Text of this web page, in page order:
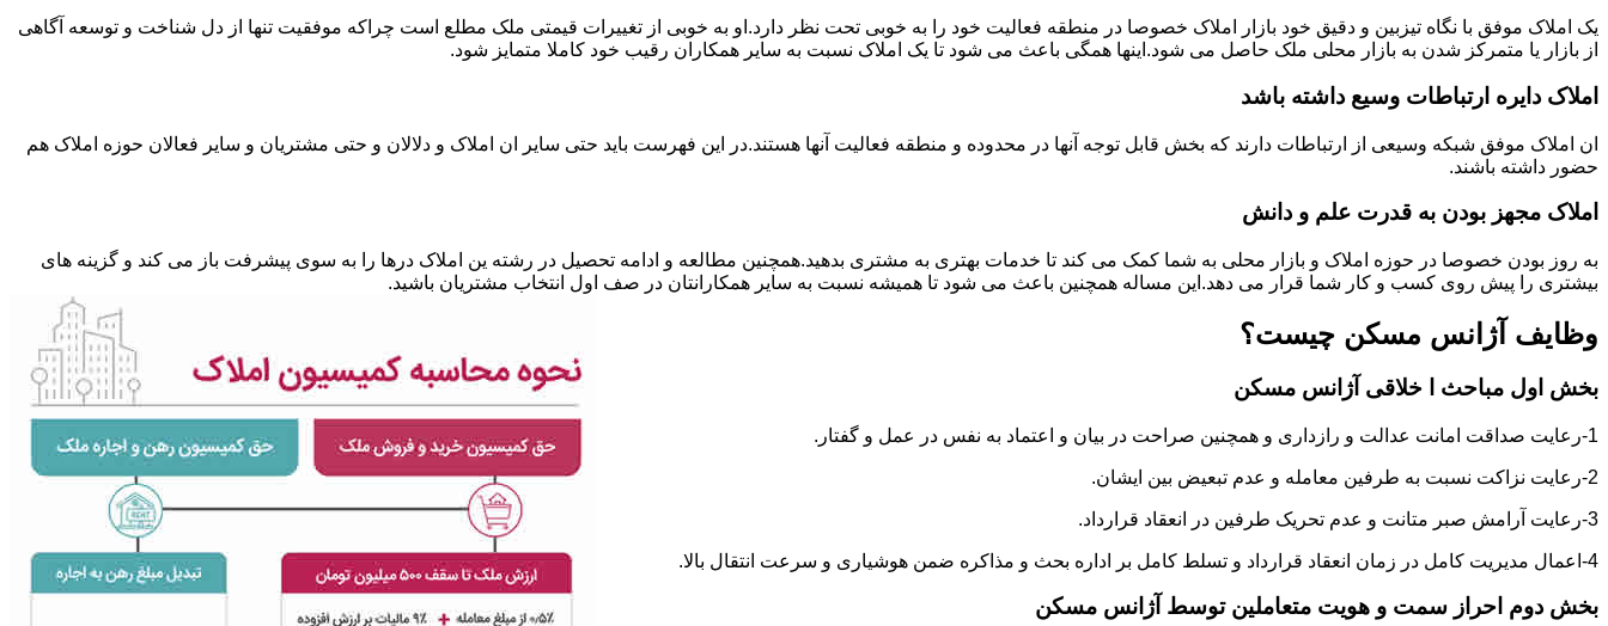
یک املاک موفق با نگاه تیزبین و دقیق خود بازار املاک خصوصا در منطقه فعالیت خود را به خوبی تحت نظر دارد.او به خوبی از تغییرات قیمتی ملک مطلع است چراکه موفقیت تنها از دل شناخت و توسعه آگاهی
از بازار یا متمرکز شدن به بازار محلی ملک حاصل می شود.اینها همگی باعث می شود تا یک املاک نسبت به سایر همکاران رقیب خود کاملا متمایز شود.
املاک دایره ارتباطات وسیع داشته باشد
ان املاک موفق شبکه وسیعی از ارتباطات دارند که بخش قابل توجه آنها در محدوده و منطقه فعالیت آنها هستند.در این فهرست باید حتی سایر ان املاک و دلالان و حتی مشتریان و سایر فعالان حوزه املاک هم
حضور داشته باشند.
املاک مجهز بودن به قدرت علم و دانش
به روز بودن خصوصا در حوزه املاک و بازار محلی به شما کمک می کند تا خدمات بهتری به مشتری بدهید.همچنین مطالعه و ادامه تحصیل در رشته ین املاک درها را به سوی پیشرفت باز می کند و گزینه های
بیشتری را پیش روی کسب و کار شما قرار می دهد.این مساله همچنین باعث می شود تا همیشه نسبت به سایر همکارانتان در صف اول انتخاب مشتریان باشید.
وظایف آژانس مسکن چیست؟
بخش اول مباحث ا خلاقی آژانس مسکن
1-رعایت صداقت امانت عدالت و رازداری و همچنین صراحت در بیان و اعتماد به نفس در عمل و گفتار.
2-رعایت نزاکت نسبت به طرفین معامله و عدم تبعیض بین ایشان.
3-رعایت آرامش صبر متانت و عدم تحریک طرفین در انعقاد قرارداد.
4-اعمال مدیریت کامل در زمان انعقاد قرارداد و تسلط کامل بر اداره بحث و مذاکره ضمن هوشیاری و سرعت انتقال بالا.
بخش دوم احراز سمت و هویت متعاملین توسط آژانس مسکن